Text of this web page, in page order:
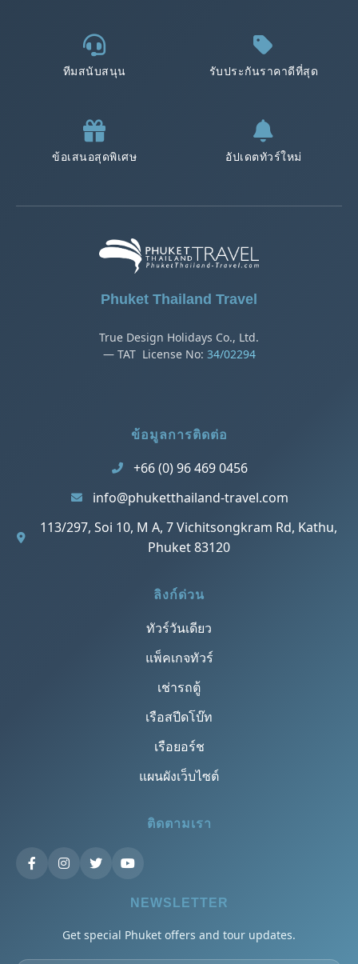
ทีมสนับสนุน รับประกันราคาดีที่สุด
ข้อเสนอสุดพิเศษ อัปเดตทัวร์ใหม่
Phuket Thailand Travel
True Design Holidays Co., Ltd.
— TAT License No: 34/02294
ข้อมูลการติดต่อ
+66 (0) 96 469 0456
info@phuketthailand-travel.com
113/297, Soi 10, M A, 7 Vichitsongkram Rd, Kathu,
Phuket 83120
ลิงก์ด่วน
ทัวร์วันเดียว
แพ็คเกจทัวร์
เช่ารถตู้
เรือสปีดโบ๊ท
เรือยอร์ช
แผนผังเว็บไซต์
ติดตามเรา
NEWSLETTER
Get special Phuket offers and tour updates.